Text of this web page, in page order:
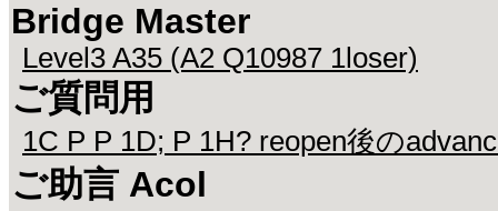
Bridge Master
Level3 A35 (A2 Q10987 1loser)
ご質問用
1C P P 1D; P 1H? reopen後の
ご助言 Acol